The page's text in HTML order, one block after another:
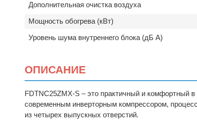
Дополнительная очистка воздуха
Мощность обогрева (кВт)
Уровень шума внутреннего блока (дБ А)
ОПИСАНИЕ
FDTNC25ZMX-S – это практичный и комфортный
современным инверторным компрессором,
из четырех выпускных отверстий.